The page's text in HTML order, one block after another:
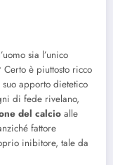
sia l’unico
è piuttosto ricco
apporto dietetico
di fede rivelano,
del calcio alle
fattore
inibitore, tale da